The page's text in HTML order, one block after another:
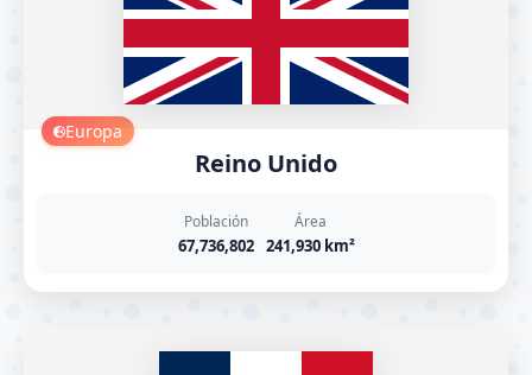
Europa
Reino Unido
Población
67,736,802
Área
241,930 km²